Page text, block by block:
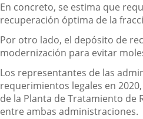
En concreto, se estima que
recuperación óptima de la
Por otro lado, el depósito de
modernización para evitar
Los representantes de las
requerimientos legales en
de la Planta de Tratamiento de
entre ambas administraciones.